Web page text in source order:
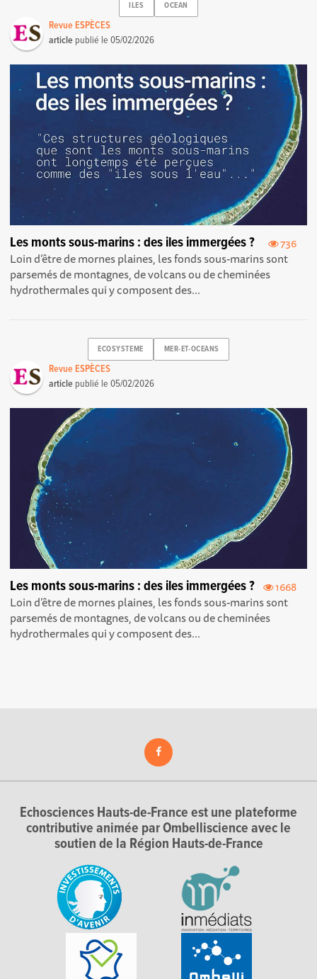
ILES OCEAN
Revue ESPÈCES
article publié le05/02/2026
736
Les monts sous-marins : des iles immergées ?
Loin d’être de mornes plaines, les fonds sous-marins sont
parsemés de montagnes, de volcans ou de cheminées
hydrothermales qui y composent des...
ECOSYSTEME MER-ET-OCEANS
Revue ESPÈCES
article publié le05/02/2026
1668
Les monts sous-marins : des iles immergées ?
Loin d’être de mornes plaines, les fonds sous-marins sont
parsemés de montagnes, de volcans ou de cheminées
hydrothermales qui y composent des...
Echosciences Hauts-de-France est une plateforme
contributive animée par Ombelliscience avec le
soutien de la Région Hauts-de-France